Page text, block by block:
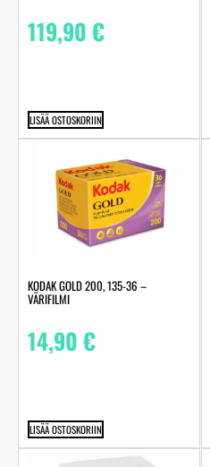
119,90€
LISÄÄ OSTOSKORIIN
KODAK GOLD 200, 135-36 –
VÄRIFILMI
14,90€
LISÄÄ OSTOSKORIIN